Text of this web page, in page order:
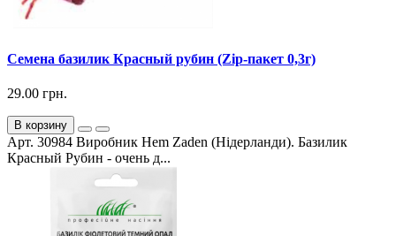
Семена базилик Красный рубин (Zip-пакет 0,3г)
29.00 грн.
В корзину
Арт. 30984 Виробник Hem Zaden (Нідерланди). Базилик
Красный Рубин - очень д...